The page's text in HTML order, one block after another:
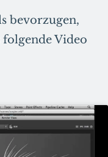
bevorzugen,
Video